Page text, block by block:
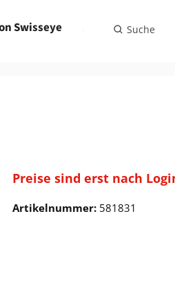
Swisseye Suche
Preise sind erst nach
Artikelnummer: 581831